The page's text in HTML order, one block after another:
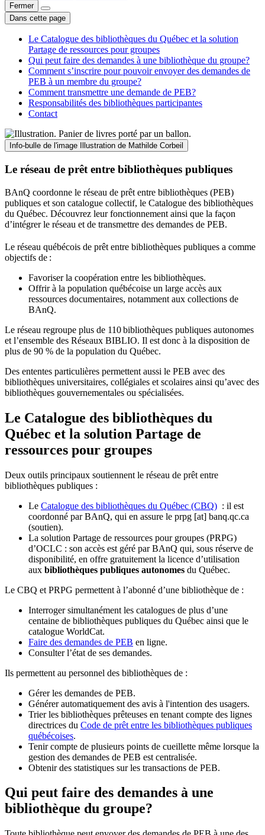
Fermer
Dans cette page
Le Catalogue des bibliothèques du Québec et la solution
Partage de ressources pour groupes
Qui peut faire des demandes à une bibliothèque du groupe?
Comment s’inscrire pour pouvoir envoyer des demandes de
PEB à un membre du groupe?
Comment transmettre une demande de PEB?
Responsabilités des bibliothèques participantes
Contact
Info-bulle de l'image Illustration de Mathilde Corbeil
Le réseau de prêt entre bibliothèques publiques
BAnQ coordonne le réseau de prêt entre bibliothèques (PEB)
publiques et son catalogue collectif, le Catalogue des bibliothèques
du Québec. Découvrez leur fonctionnement ainsi que la façon
d’intégrer le réseau et de transmettre des demandes de PEB.
Le réseau québécois de prêt entre bibliothèques publiques a comme
objectifs de :
Favoriser la coopération entre les bibliothèques.
Offrir à la population québécoise un large accès aux
ressources documentaires, notamment aux collections de
BAnQ.
Le réseau regroupe plus de 110bibliothèques publiques autonomes
et l’ensemble des Réseaux BIBLIO. Il est donc à la disposition de
plus de 90 % de la population du Québec.
Des ententes particulières permettent aussi le PEB avec des
bibliothèques universitaires, collégiales et scolaires ainsi qu’avec des
bibliothèques gouvernementales ou spécialisées.
Le Catalogue des bibliothèques du
Québec et la solution Partage de
ressources pour groupes
Deux outils principaux soutiennent le réseau de prêt entre
bibliothèques publiques :
Le Catalogue des bibliothèques du Québec (CBQ) : il est
coordonné par BAnQ, qui en assure le prpg [at] banq.qc.ca
(soutien).
La solution Partage de ressources pour groupes (PRPG)
d’OCLC : son accès est géré par BAnQ qui, sous réserve de
disponibilité, en offre gratuitement la licence d’utilisation
aux bibliothèques publiques autonomes du Québec.
Le CBQ et PRPG permettent à l’abonné d’une bibliothèque de :
Interroger simultanément les catalogues de plus d’une
centaine de bibliothèques publiques du Québec ainsi que le
catalogue WorldCat.
Faire des demandes de PEB en ligne.
Consulter l’état de ses demandes.
Ils permettent au personnel des bibliothèques de :
Gérer les demandes de PEB.
Générer automatiquement des avis à l'intention des usagers.
Trier les bibliothèques prêteuses en tenant compte des lignes
directrices du Code de prêt entre les bibliothèques publiques
québécoises.
Tenir compte de plusieurs points de cueillette même lorsque la
gestion des demandes de PEB est centralisée.
Obtenir des statistiques sur les transactions de PEB.
Qui peut faire des demandes à une
bibliothèque du groupe?